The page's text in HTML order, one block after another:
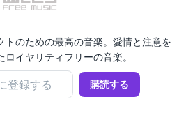
トのための最高の音楽。愛情と注意を
ロイヤリティフリーの音楽。
登録する 購読する